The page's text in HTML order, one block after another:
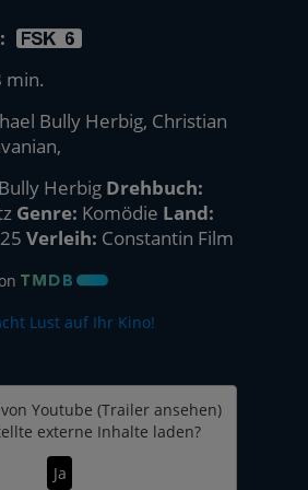
min.
Bully Herbig, Christian
Herbig Drehbuch:
Genre: Komödie Land:
Verleih: Constantin Film
Lust auf Ihr Kino!
Youtube (Trailer ansehen)
externe Inhalte laden?
Ja